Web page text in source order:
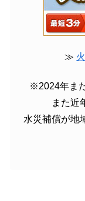
≫
※2024年ま
また近
水災補償が地